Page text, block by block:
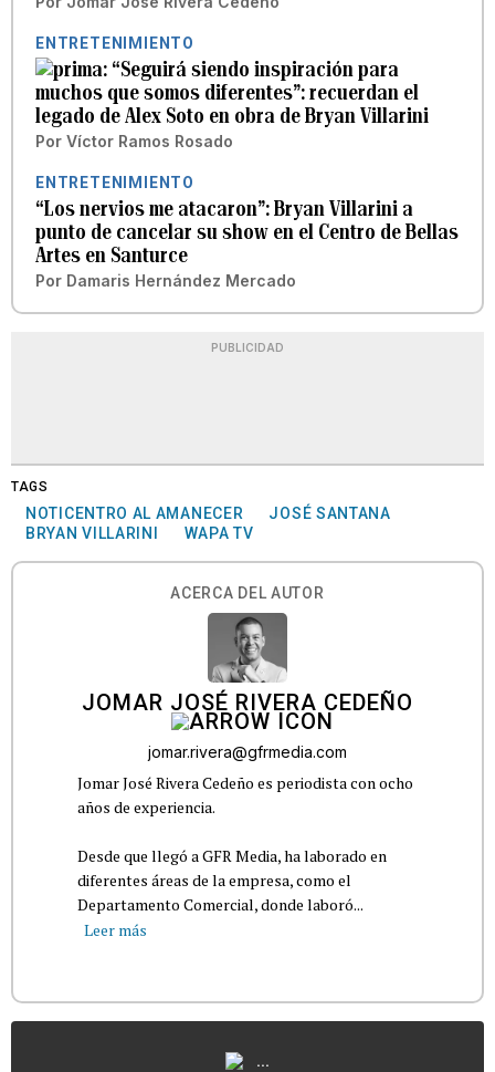
ENTRETENIMIENTO
“Seguirá siendo inspiración para
muchos que somos diferentes”: recuerdan el
legado de Alex Soto en obra de Bryan Villarini
Por Víctor Ramos Rosado
ENTRETENIMIENTO
“Los nervios me atacaron”: Bryan Villarini a
punto de cancelar su show en el Centro de Bellas
Artes en Santurce
Por Damaris Hernández Mercado
PUBLICIDAD
TAGS
NOTICENTRO AL AMANECER
JOSÉ SANTANA
BRYAN VILLARINI
WAPA TV
ACERCA DEL AUTOR
JOMAR JOSÉ RIVERA CEDEÑO
jomar.rivera@gfrmedia.com
Jomar José Rivera Cedeño es periodista con ocho
años de experiencia.
Desde que llegó a GFR Media, ha laborado en
diferentes áreas de la empresa, como el
Departamento Comercial, donde laboró...
Leer más
...